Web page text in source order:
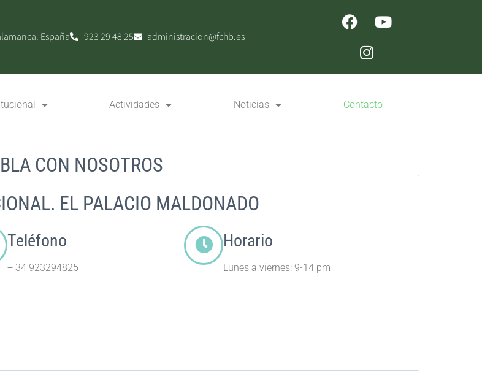
España 923 29 48 25 administracion@fchb.es
Actividades Noticias Contacto
CON NOSOTROS
EL PALACIO MALDONADO
Teléfono
+ 34 923294825
Horario
Lunes a viernes: 9-14 pm